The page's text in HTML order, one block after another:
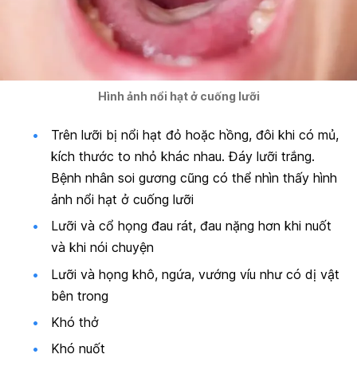
Hình ảnh nổi hạt ở cuống lưỡi
Trên lưỡi bị nổi hạt đỏ hoặc hồng, đôi khi có mủ,
kích thước to nhỏ khác nhau. Đáy lưỡi trắng.
Bệnh nhân soi gương cũng có thể nhìn thấy hình
ảnh nổi hạt ở cuống lưỡi
Lưỡi và cổ họng đau rát, đau nặng hơn khi nuốt
và khi nói chuyện
Lưỡi và họng khô, ngứa, vướng víu như có dị vật
bên trong
Khó thở
Khó nuốt